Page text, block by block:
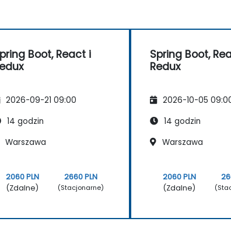
Boot, React i
2026-09-21 09:00
14 godzin
Warszawa
2060 PLN
(Zdalne)
2660 PLN
(Stacjonarne)
Spring Boot,
Redux
2026-10-05
14 godzin
Warszawa
2060 PLN
(Zdalne)